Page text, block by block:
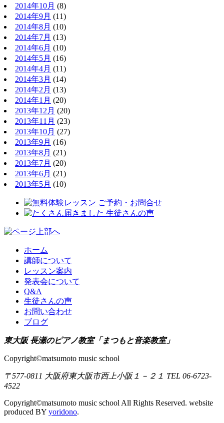
2014年10月 (8)
2014年9月 (11)
2014年8月 (10)
2014年7月 (13)
2014年6月 (10)
2014年5月 (16)
2014年4月 (11)
2014年3月 (14)
2014年2月 (13)
2014年1月 (20)
2013年12月 (20)
2013年11月 (23)
2013年10月 (27)
2013年9月 (16)
2013年8月 (21)
2013年7月 (20)
2013年6月 (21)
2013年5月 (10)
ホーム
講師について
レッスン案内
発表会について
Q&A
生徒さんの声
お問い合わせ
ブログ
東大阪 長瀬のピアノ教室「まつもと音楽教室」
Copyright©matsumoto music school
〒577-0811 大阪府東大阪市西上小阪１－２１ TEL 06-6723-
4522
Copyright©matsumoto music school All Rights Reserved. website
produced BY yoridono.